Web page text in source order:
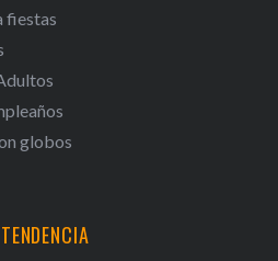
fiestas
globos